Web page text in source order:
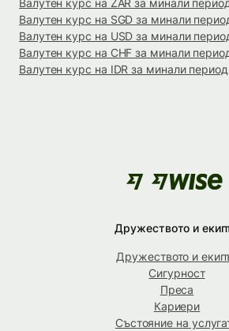
Валутен курс на SGD за минали
Валутен курс на USD за минали
Валутен курс на CHF за минали
Валутен курс на IDR за минали
Дружеството и
Дружеството и
Сигурност
Преса
Кариери
Състояние на